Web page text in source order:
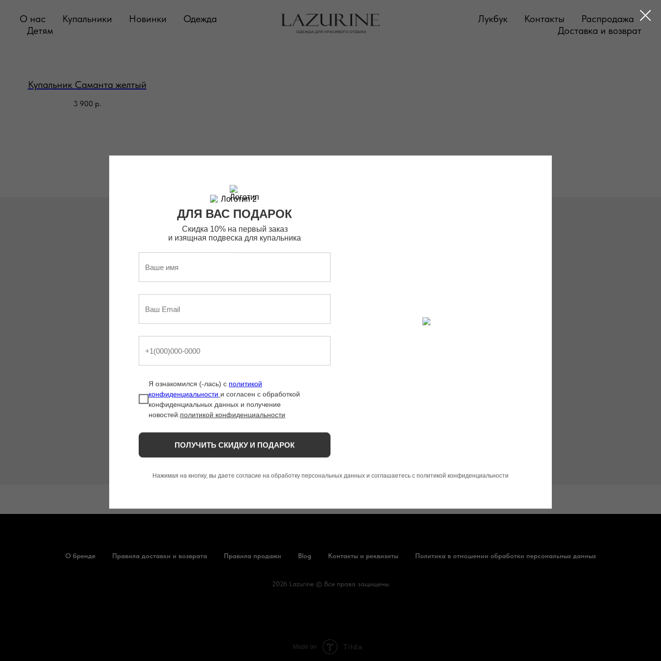
О нас Купальники Новинки
Одежда
Детям
Лукбук Контакты
Распродажа
Доставка и возврат
Купальник Саманта желтый
3 900 р.
СВЯЗАТЬСЯ С НАМИ
Эл. почта:
ДЛЯ ВАС ПОДАРОК
Скидка 10% на первый заказ
и изящная подвеска для купальника
Я ознакомился (-лась) с политикой
конфиденциальности и согласен с обработкой
конфиденциальных данных и получение
новостей. политикой конфиденциальности
ПОЛУЧИТЬ СКИДКУ И ПОДАРОК
Нажимая на кнопку, вы даете согласие на обработку персональных данных и соглашаетесь с политикой конфиденциальности
О бренде Правила доставки и возврата Правила продажи Blog Контакты и реквизиты Политика в отношении обработки персональных данных
2026 Lazurine © Все права защищены
Made on Tilda